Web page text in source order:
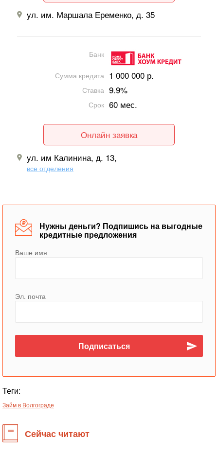
ул. им. Маршала Еременко, д. 35
Банк
Сумма кредита 1 000 000 р.
Ставка 9.9%
Срок 60 мес.
Онлайн заявка
ул. им Калинина, д. 13,
все отделения
Нужны деньги? Подпишись на выгодные
кредитные предложения
Ваше имя
Эл. почта
Теги:
Займ в Волгограде
Сейчас читают